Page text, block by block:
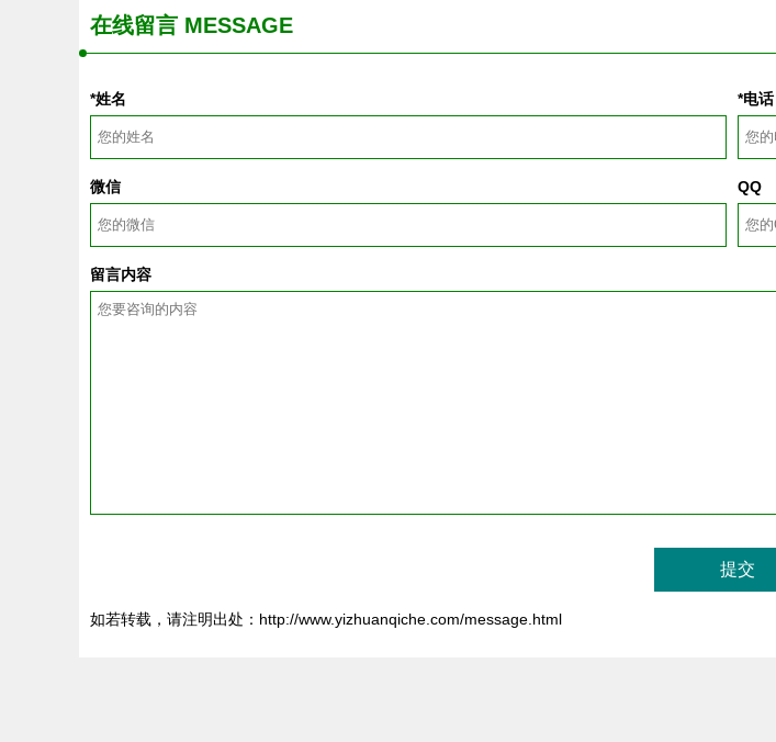
在线留言 MESSAGE
*姓名 *电话
微信 QQ
留言内容
如若转载，请注明出处：http://www.yizhuanqiche.com/message.html